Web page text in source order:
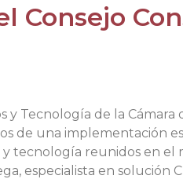
Consejo
Tecnología de la Cámara
de una implementación
tecnología reunidos en el
especialista en solución